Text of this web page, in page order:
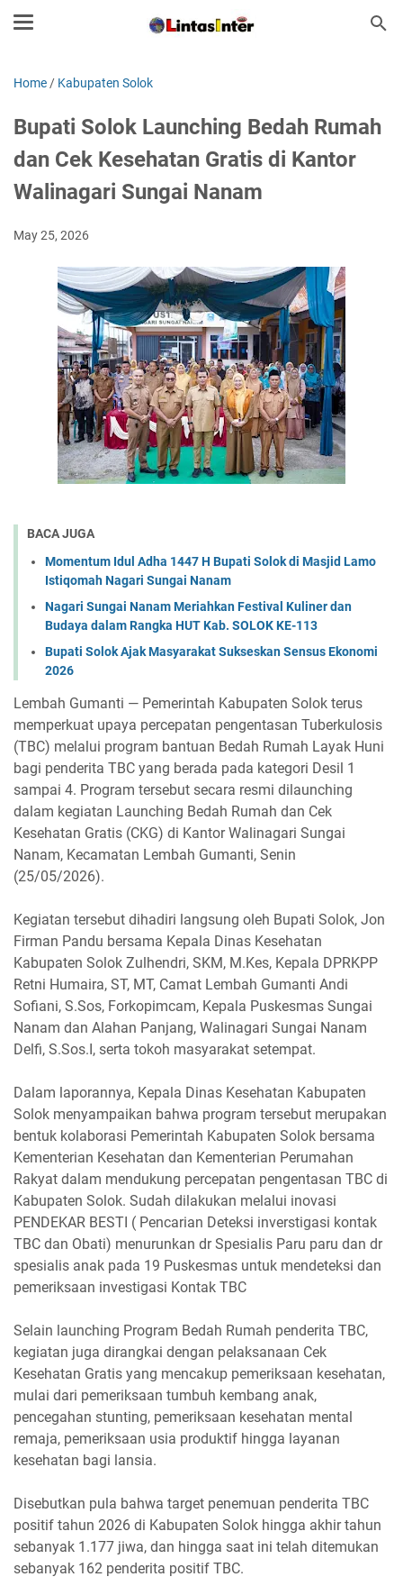
Home / Kabupaten Solok
Bupati Solok Launching Bedah Rumah
dan Cek Kesehatan Gratis di Kantor
Walinagari Sungai Nanam
May 25, 2026
BACA JUGA
Momentum Idul Adha 1447 H Bupati Solok di Masjid Lamo
Istiqomah Nagari Sungai Nanam
Nagari Sungai Nanam Meriahkan Festival Kuliner dan
Budaya dalam Rangka HUT Kab. SOLOK KE-113
Bupati Solok Ajak Masyarakat Sukseskan Sensus Ekonomi
2026
‎Lembah Gumanti — Pemerintah Kabupaten Solok terus
memperkuat upaya percepatan pengentasan Tuberkulosis
(TBC) melalui program bantuan Bedah Rumah Layak Huni
bagi penderita TBC yang berada pada kategori Desil 1
sampai 4. Program tersebut secara resmi dilaunching
dalam kegiatan Launching Bedah Rumah dan Cek
Kesehatan Gratis (CKG) di Kantor Walinagari Sungai
Nanam, Kecamatan Lembah Gumanti, Senin
(25/05/2026).
‎Kegiatan tersebut dihadiri langsung oleh Bupati Solok, Jon
Firman Pandu bersama Kepala Dinas Kesehatan
Kabupaten Solok Zulhendri, SKM, M.Kes, Kepala DPRKPP
Retni Humaira, ST, MT, Camat Lembah Gumanti Andi
Sofiani, S.Sos, Forkopimcam, Kepala Puskesmas Sungai
Nanam dan Alahan Panjang, Walinagari Sungai Nanam
Delfi, S.Sos.I, serta tokoh masyarakat setempat.
‎Dalam laporannya, Kepala Dinas Kesehatan Kabupaten
Solok menyampaikan bahwa program tersebut merupakan
bentuk kolaborasi Pemerintah Kabupaten Solok bersama
Kementerian Kesehatan dan Kementerian Perumahan
Rakyat dalam mendukung percepatan pengentasan TBC di
Kabupaten Solok. Sudah dilakukan melalui inovasi
PENDEKAR BESTI ( Pencarian Deteksi inverstigasi kontak
TBC dan Obati) menurunkan dr Spesialis Paru paru dan dr
spesialis anak pada 19 Puskesmas untuk mendeteksi dan
pemeriksaan investigasi Kontak TBC
‎Selain launching Program Bedah Rumah penderita TBC,
kegiatan juga dirangkai dengan pelaksanaan Cek
Kesehatan Gratis yang mencakup pemeriksaan kesehatan,
mulai dari pemeriksaan tumbuh kembang anak,
pencegahan stunting, pemeriksaan kesehatan mental
remaja, pemeriksaan usia produktif hingga layanan
kesehatan bagi lansia.
‎Disebutkan pula bahwa target penemuan penderita TBC
positif tahun 2026 di Kabupaten Solok hingga akhir tahun
sebanyak 1.177 jiwa, dan hingga saat ini telah ditemukan
sebanyak 162 penderita positif TBC.